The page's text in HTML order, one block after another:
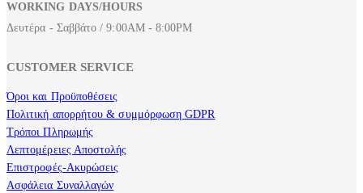
WORKING DAYS/HOURS
Δευτέρα - Σαββάτο / 9:00AM - 8:00PM
CUSTOMER SERVICE
Όροι και Προϋποθέσεις
Πολιτική απορρήτου & συμμόρφωση GDPR
Τρόποι Πληρωμής
Λεπτομέρειες Αποστολής
Επιστροφές-Ακυρώσεις
Ασφάλεια Συναλλαγών